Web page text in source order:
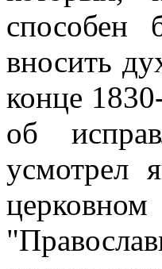
способен
вносить
конце
об
усмотрел